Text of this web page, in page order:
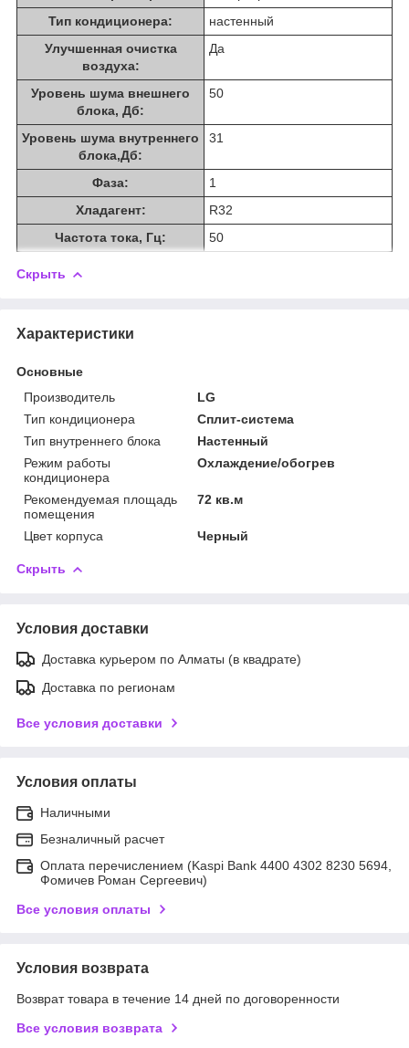
Тип кондиционера:
настенный
Улучшенная очистка
воздуха:
Да
Уровень шума внешнего
блока, Дб:
50
Уровень шума внутреннего
блока,Дб:
31
Фаза:
1
Хладагент:
R32
Частота тока, Гц:
50
Скрыть
Характеристики
Основные
Производитель
LG
Тип кондиционера
Сплит-система
Тип внутреннего блока
Настенный
Режим работы
кондиционера
Охлаждение/обогрев
Рекомендуемая площадь
помещения
72 кв.м
Цвет корпуса Черный
Скрыть
Условия доставки
Доставка курьером по Алматы (в квадрате)
Доставка по регионам
Все условия доставки
Условия оплаты
Наличными
Безналичный расчет
Оплата перечислением (Kaspi Bank 4400 4302 8230 5694,
Фомичев Роман Сергеевич)
Все условия оплаты
Условия возврата
Возврат товара в течение 14 дней по договоренности
Все условия возврата